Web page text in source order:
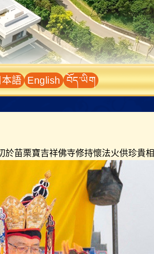
本語 English བོད་ཡིག
苗栗寶吉祥佛寺修持懷法火供珍貴